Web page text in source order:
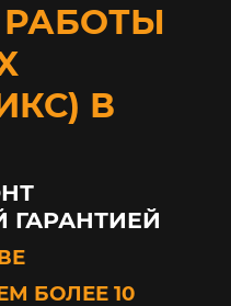
В
БОЛЕЕ 10